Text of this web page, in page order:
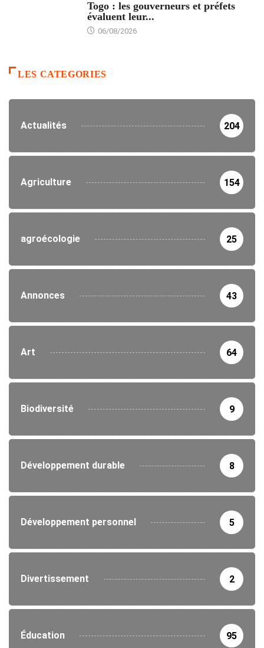
Togo : les gouverneurs et préfets
évaluent leur...
06/08/2026
LES CATEGORIES
Actualités 204
Agriculture 154
agroécologie 25
Annonces 43
Art 64
Biodiversité 9
Développement durable 8
Développement personnel 5
Divertissement 2
Éducation 95